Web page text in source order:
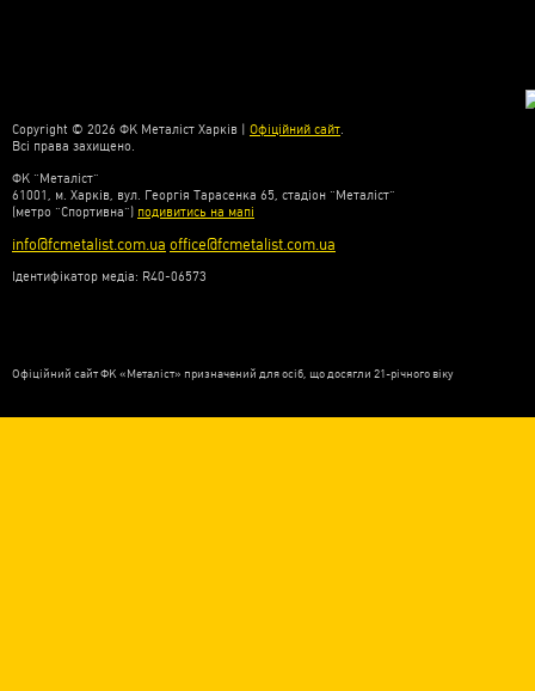
Copyright © 2026 ФК Металіст Харків | Офіційний сайт.
Всі права захищено.
ФК “Металіст”
61001, м. Харків, вул. Георгія Тарасенка 65, стадіон “Металіст”
(метро “Спортивна”) подивитись на мапі
info@fcmetalist.com.ua office@fcmetalist.com.ua
Ідентифікатор медіа: R40-06573
Офіційний сайт ФК «Металіст» призначений для осіб, що досягли 21-річного віку